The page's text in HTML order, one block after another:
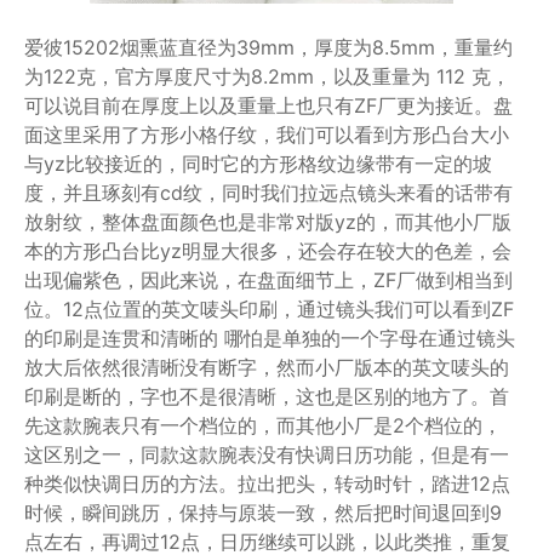
爱彼15202烟熏蓝直径为39mm，厚度为8.5mm，重量约
为122克，官方厚度尺寸为8.2mm，以及重量为 112 克，
可以说目前在厚度上以及重量上也只有ZF厂更为接近。盘
面这里采用了方形小格仔纹，我们可以看到方形凸台大小
与yz比较接近的，同时它的方形格纹边缘带有一定的坡
度，并且琢刻有cd纹，同时我们拉远点镜头来看的话带有
放射纹，整体盘面颜色也是非常对版yz的，而其他小厂版
本的方形凸台比yz明显大很多，还会存在较大的色差，会
出现偏紫色，因此来说，在盘面细节上，ZF厂做到相当到
位。12点位置的英文唛头印刷，通过镜头我们可以看到ZF
的印刷是连贯和清晰的 哪怕是单独的一个字母在通过镜头
放大后依然很清晰没有断字，然而小厂版本的英文唛头的
印刷是断的，字也不是很清晰，这也是区别的地方了。首
先这款腕表只有一个档位的，而其他小厂是2个档位的，
这区别之一，同款这款腕表没有快调日历功能，但是有一
种类似快调日历的方法。拉出把头，转动时针，踏进12点
时候，瞬间跳历，保持与原装一致，然后把时间退回到9
点左右，再调过12点，日历继续可以跳，以此类推，重复